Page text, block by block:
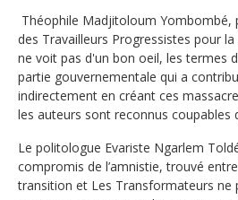
Théophile Madjitoloum Yombombé,
des Travailleurs Progressistes pour la
ne voit pas d'un bon oeil, les termes
partie gouvernementale qui a
indirectement en créant ces
les auteurs sont reconnus coupables
Le politologue Evariste Ngarlem
compromis de l’amnistie, trouvé
transition et Les Transformateurs ne